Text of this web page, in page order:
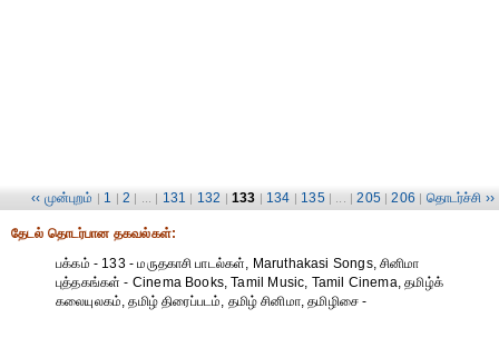
‹‹ முன்புறம் | 1 | 2 | ... | 131 | 132 | 133 | 134 | 135 | ... | 205 | 206 | தொடர்ச்சி ››
தேட‌ல் தொட‌ர்பான தகவ‌ல்க‌ள்:
பக்கம் - 133 - மருதகாசி பாடல்கள், Maruthakasi Songs, சினிமா
புத்தகங்கள் - Cinema Books, Tamil Music, Tamil Cinema, தமிழ்க்
கலையுலகம், தமிழ் திரைப்படம், தமிழ் சினிமா, தமிழிசை -